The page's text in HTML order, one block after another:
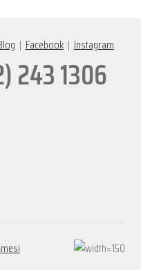
|Facebook|Instagram
243 1306